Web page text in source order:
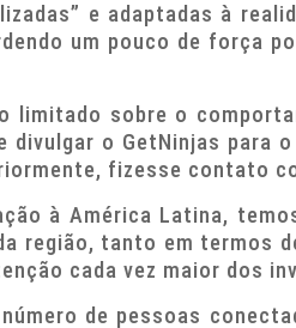
e adaptadas à
um pouco de força
limitado sobre o
o GetNinjas para
fizesse contato
à América Latina,
região, tanto em termos
cada vez maior dos
de pessoas